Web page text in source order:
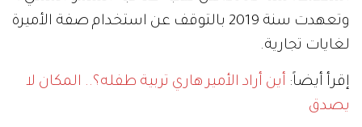
وتعهدت سنة 2019 بالتوقف عن استخدام صفة الأميرة
لغايات تجارية.
إقرأ أيضاً: أين أراد الأمير هاري تربية طفله؟.. المكان لا
يصدق